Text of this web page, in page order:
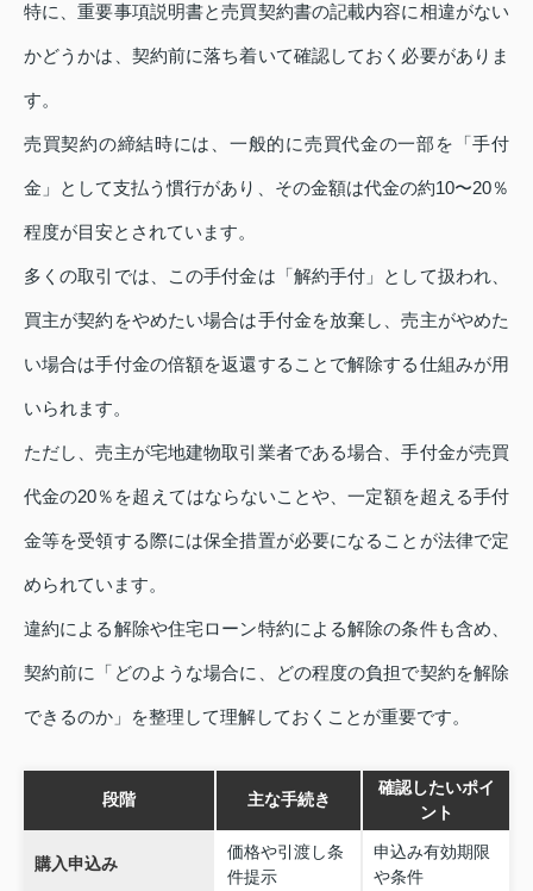
特に、重要事項説明書と売買契約書の記載内容に相違がない
かどうかは、契約前に落ち着いて確認しておく必要がありま
す。
売買契約の締結時には、一般的に売買代金の一部を「手付
金」として支払う慣行があり、その金額は代金の約10〜20％
程度が目安とされています。
多くの取引では、この手付金は「解約手付」として扱われ、
買主が契約をやめたい場合は手付金を放棄し、売主がやめた
い場合は手付金の倍額を返還することで解除する仕組みが用
いられます。
ただし、売主が宅地建物取引業者である場合、手付金が売買
代金の20％を超えてはならないことや、一定額を超える手付
金等を受領する際には保全措置が必要になることが法律で定
められています。
違約による解除や住宅ローン特約による解除の条件も含め、
契約前に「どのような場合に、どの程度の負担で契約を解除
できるのか」を整理して理解しておくことが重要です。
段階 主な手続き
確認したいポイ
ント
購入申込み
価格や引渡し条
件提示
申込み有効期限
や条件